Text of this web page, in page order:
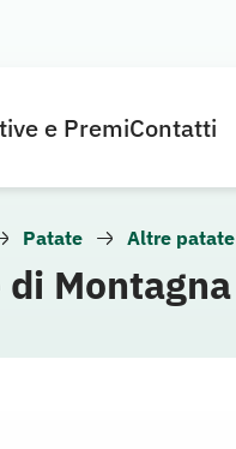
e PremiContatti
Patate Altre patate
Montagna